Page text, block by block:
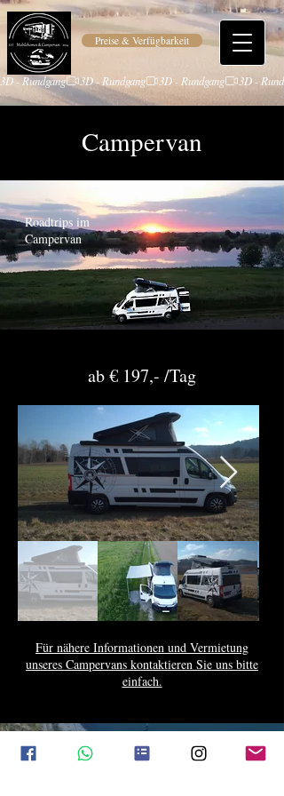
Preise & Verfügbarkeit
3D - Rundgang
Campervan
Roadtrips im
Campervan
ab € 197,- /Tag
Für nähere Informationen und Vermietung
unseres Campervans kontaktieren Sie uns bitte
einfach.
Hausordnung